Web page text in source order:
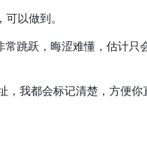
以做到。
跳跃，晦涩难懂，估计只
我都会标记清楚，方便你